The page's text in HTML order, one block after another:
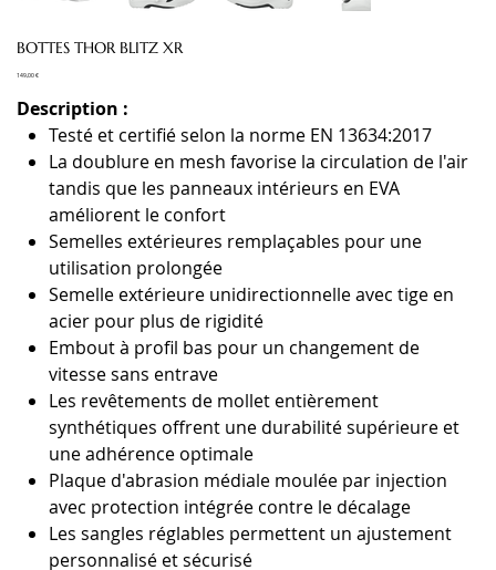
BOTTES THOR BLITZ XR
Prix
149,00 €
Description :
Testé et certifié selon la norme EN 13634:2017
La doublure en mesh favorise la circulation de l'air
tandis que les panneaux intérieurs en EVA
améliorent le confort
Semelles extérieures remplaçables pour une
utilisation prolongée
Semelle extérieure unidirectionnelle avec tige en
acier pour plus de rigidité
Embout à profil bas pour un changement de
vitesse sans entrave
Les revêtements de mollet entièrement
synthétiques offrent une durabilité supérieure et
une adhérence optimale
Plaque d'abrasion médiale moulée par injection
avec protection intégrée contre le décalage
Les sangles réglables permettent un ajustement
personnalisé et sécurisé